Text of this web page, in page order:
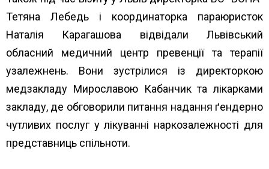
Тетяна Лебедь і координаторка параюристок
Наталія Карагашова відвідали Львівський
обласний медичний центр превенції та терапії
узалежнень. Вони зустрілися із директоркою
медзакладу Мирославою Кабанчик та лікарками
закладу, де обговорили питання надання ґендерно
чутливих послуг у лікуванні наркозалежності для
представниць спільноти.